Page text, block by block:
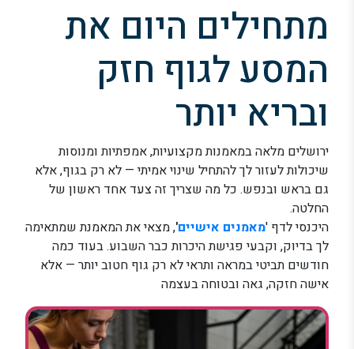
מתחילים היום את
המסע לגוף חזק
ובריא יותר
ירושלים מלאה במאמנות מקצועיות, אמפתיות ומנוסות
שיכולות לעזור לך להתחיל שינוי אמיתי — לא רק בגוף, אלא
גם בראש ובנפש. כל מה שצריך זה צעד אחד ראשון של
החלטה.
היכנסי לדף 'מאמנים אישיים', מצאי את המאמנת שמתאימה
לך בדיוק, וקבעי פגישת היכרות כבר השבוע. בעוד כמה
חודשים תביטי במראה ותראי לא רק גוף חטוב יותר — אלא
אישה חזקה, גאה ובטוחה בעצמה